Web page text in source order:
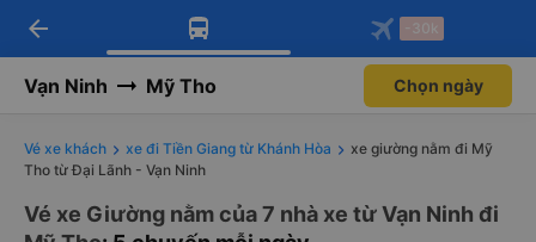
Tải app Vexere ngay!
Nhận ưu đãi thành viên độc
Mở app
Tải app Vexere
-30k/ghế khi đặt vé máy bay qua
Mở app
arrow_back -30k
Vạn Ninh Mỹ Tho Chọn ngày
Vé xe khách xe đi Tiền Giang từ Khánh Hòa
xe giường nằm đi Mỹ
Tho từ Đại Lãnh - Vạn Ninh
Vé xe Giường nằm của 7 nhà xe từ Vạn Ninh đi